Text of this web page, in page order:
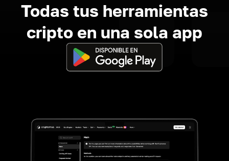
Todas tus herramientas
cripto en una sola app